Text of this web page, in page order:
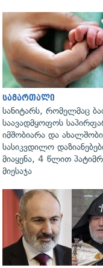
სამართალი
სანიტარს, რომელმაც
საავადმყოფოს
იმშობიარა და
სასიკვდილო
მიაყენა, 4 წლით
მიესაჯა